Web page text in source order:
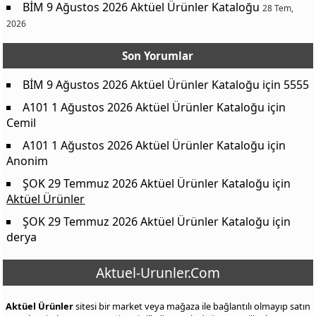
%100 Yer Fıstığı Ezmesi FitNut 360 g
169,00 ₺
Kurabiye Hamuru Aroma Dolgulu Çikolatalı Draje M&M's 36 g
Kakaolu Baton Kek Ülker Dankek 200 g
Mısır Çerezi Master Pops 110 g
29,50 ₺
Pamuk Şeker, Bubble Gum & Vanilya Aromalı Yumuşak Şeker
Şekersiz Sakız Çeşitleri First Sour Patch Kids 27 g
35,00 ₺
Meyve Sulu Yumuşak Şekerleme Sweeto Puzzle 130 g
Oyuncaklı Ekşili Lolipop Bonart 22 g
29,75 ₺
Kaynak: Aktuel-urunler.com
BİM 9 Ağustos 2026 Aktüel Ürünler Kataloğu 28 Tem,
2026
Son Yorumlar
BİM 9 Ağustos 2026 Aktüel Ürünler Kataloğu için 5555
A101 1 Ağustos 2026 Aktüel Ürünler Kataloğu için
Cemil
A101 1 Ağustos 2026 Aktüel Ürünler Kataloğu için
Anonim
ŞOK 29 Temmuz 2026 Aktüel Ürünler Kataloğu için
Aktüel Ürünler
ŞOK 29 Temmuz 2026 Aktüel Ürünler Kataloğu için
derya
Aktuel-Urunler.Com
Aktüel Ürünlersitesi bir market veya mağaza ile bağlantılı olmayıp satın